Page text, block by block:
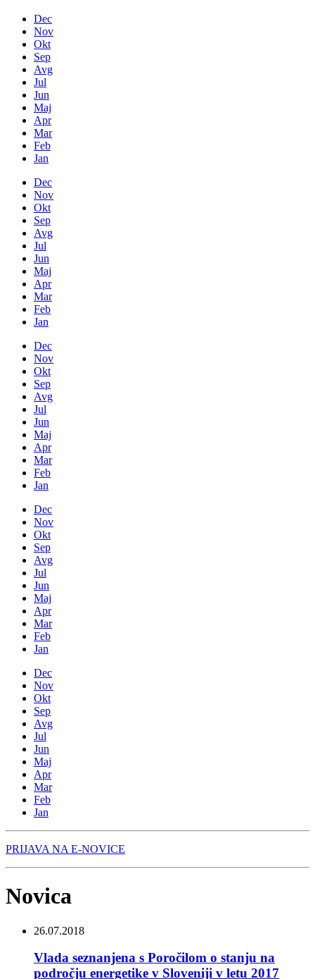
Dec
Nov
Okt
Sep
Avg
Jul
Jun
Maj
Apr
Mar
Feb
Jan
Dec
Nov
Okt
Sep
Avg
Jul
Jun
Maj
Apr
Mar
Feb
Jan
Dec
Nov
Okt
Sep
Avg
Jul
Jun
Maj
Apr
Mar
Feb
Jan
Dec
Nov
Okt
Sep
Avg
Jul
Jun
Maj
Apr
Mar
Feb
Jan
Dec
Nov
Okt
Sep
Avg
Jul
Jun
Maj
Apr
Mar
Feb
Jan
PRIJAVA NA E-NOVICE
Novica
26.07.2018
Vlada seznanjena s Poročilom o stanju na
področju energetike v Sloveniji v letu 2017